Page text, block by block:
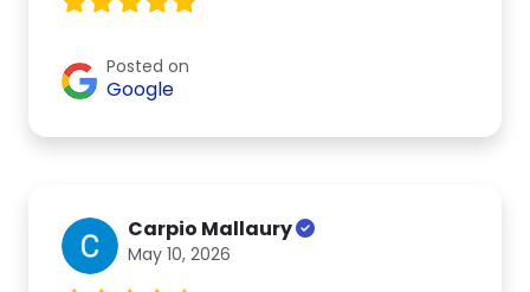
Posted on
Google
Carpio Mallaury
May 10, 2026